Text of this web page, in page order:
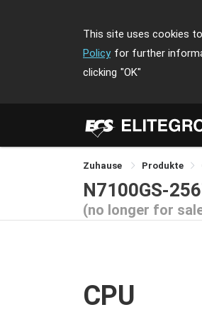
This site uses cookies
Policy for further
clicking "OK"
Zuhause Produkte
N7100GS-
(no longer for
CPU